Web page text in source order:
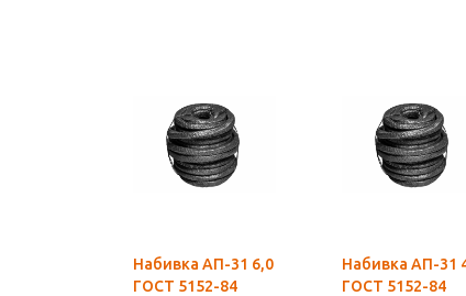
Набивка АП-31 6,0
ГОСТ 5152-84
Набивка АП-31 4,0
ГОСТ 5152-84